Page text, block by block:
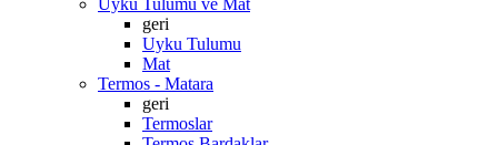
Uyku Tulumu ve Mat
geri
Uyku Tulumu
Mat
Termos - Matara
geri
Termoslar